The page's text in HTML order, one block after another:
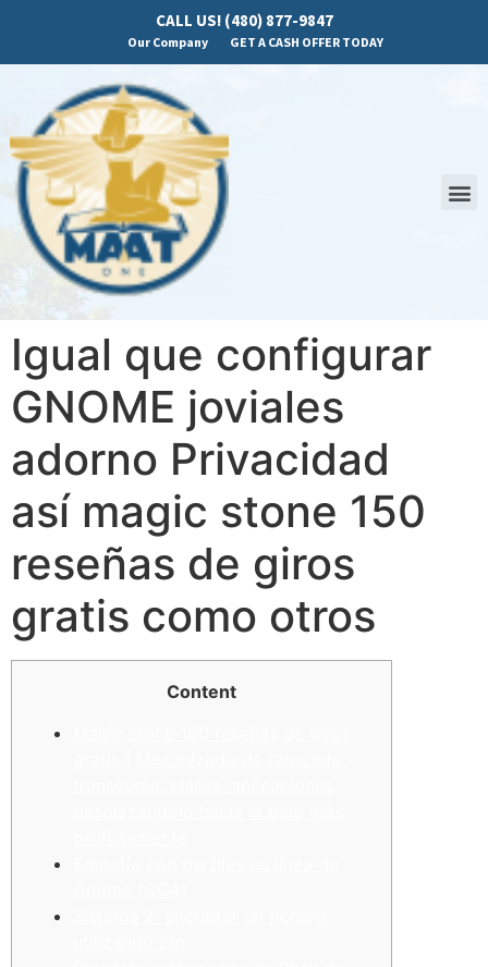
CALL US! (480) 877-9847
Our Company GET A CASH OFFER TODAY
Igual que configurar
GNOME joviales
adorno Privacidad
así­ magic stone 150
reseñas de giros
gratis como otros
Content